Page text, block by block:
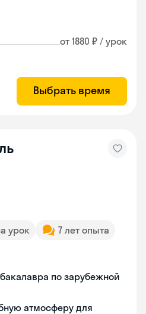
от 1880 ₽ / урок
Выбрать время
урок
7 лет опыта
по зарубежной
атмосферу для